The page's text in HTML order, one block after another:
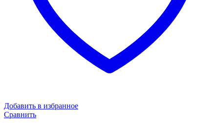
Добавить в избранное
Сравнить